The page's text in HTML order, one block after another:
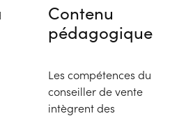
Contenu
pédagogique
Les compétences du
conseiller de vente
intègrent des